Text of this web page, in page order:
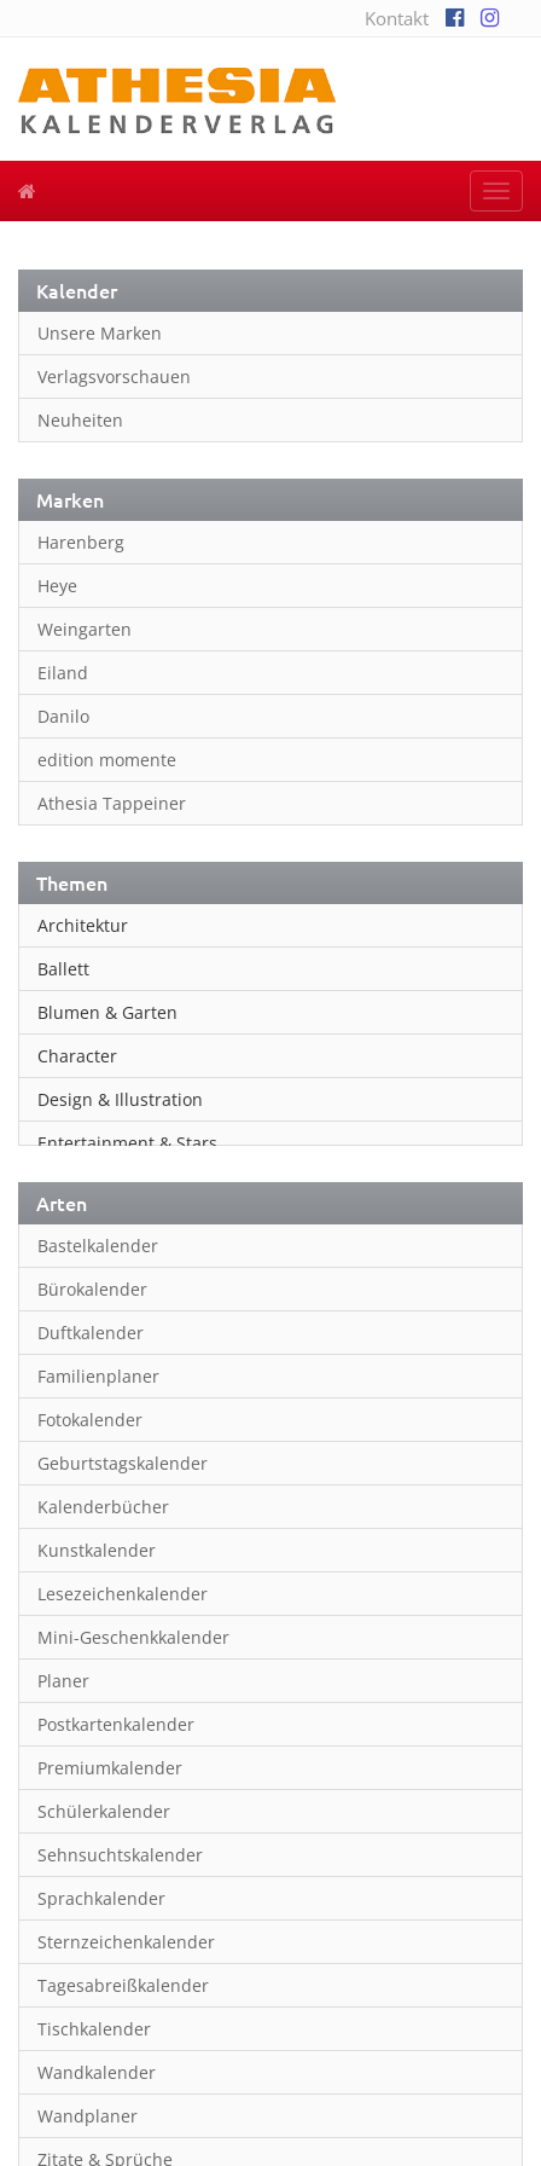
Kontakt
Kalender
Unsere Marken
Verlagsvorschauen
Neuheiten
Marken
Harenberg
Heye
Weingarten
Eiland
Danilo
edition momente
Athesia Tappeiner
Themen
Architektur
Ballett
Blumen & Garten
Character
Design & Illustration
Entertainment & Stars
Erotik
Essen & Trinken
Familienplaner
Fantasy
Film
Fotokunst
Frauen
Fußball
Gaming
Geburtstagskalender
Geschichte
Hobby & Basteln
Humor & Cartoon
Inspiration & Entspannung
Inspiration & Spiritualität
Kinderkalender
Kunst
Länder & Städte
Landschaft & Natur
Lifestyle
Literatur
Manga & Animé
Neutrale Kalender
Arten
Bastelkalender
Bürokalender
Duftkalender
Familienplaner
Fotokalender
Geburtstagskalender
Kalenderbücher
Kunstkalender
Lesezeichenkalender
Mini-Geschenkkalender
Planer
Postkartenkalender
Premiumkalender
Schülerkalender
Sehnsuchtskalender
Sprachkalender
Sternzeichenkalender
Tagesabreißkalender
Tischkalender
Wandkalender
Wandplaner
Zitate & Sprüche